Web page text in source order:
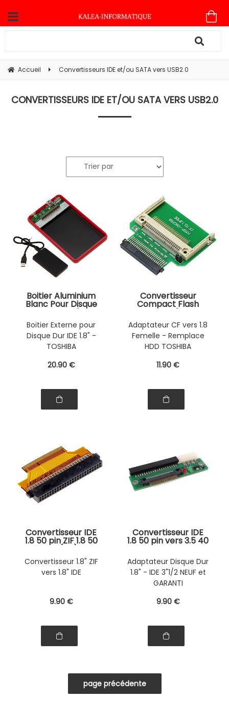
Accueil Convertisseurs IDE et/ou SATA vers USB2.0
CONVERTISSEURS IDE ET/OU SATA VERS USB2.0
Boitier Aluminium
Blanc Pour Disque
Dur IDE 1.8" -
TOSHIBA Liaison USB
2.0 - Avec
Accessoires
Boitier Externe pour
Disque Dur IDE 1.8" -
TOSHIBA
20.90 €
Convertisseur
Compact Flash
Vers IDE 1.8" 50 pin
Femelle Montez une
carte CF en lieu et
place d'un disque
1.8" TOSHIBA
Adaptateur CF vers 1.8
Femelle - Remplace
HDD TOSHIBA
11.90 €
Convertisseur IDE
1.8 50 pin ZIF 1.8 50
pin (CE)
Convertisseur 1.8" ZIF
vers 1.8" IDE
9.90 €
Convertisseur IDE
1.8 50 pin vers 3.5 40
pin Pour Adapter un
Disque Dur Format
1.8 50 pin sur un PC
de Bureau
Adaptateur Disque Dur
1.8" - IDE 3"1/2 NEUF et
GARANTI
9.90 €